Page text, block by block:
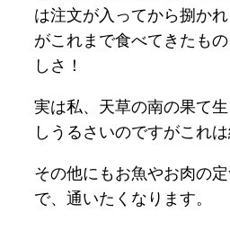
は注文が入ってから捌か
がこれまで食べてきたも
しさ！
実は私、天草の南の果て
しうるさいのですがこれ
その他にもお魚やお肉の
で、通いたくなります。